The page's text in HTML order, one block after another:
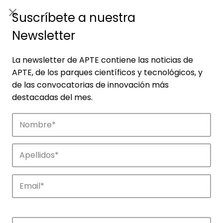
Agenda
Explora y descubre los eventos de APTE y
de sus parques científicos y
tecnológicos.
Suscríbete a nuestra
Newsletter
La newsletter de APTE contiene las noticias de
APTE, de los parques científicos y tecnológicos, y
de las convocatorias de innovación más
destacadas del mes.